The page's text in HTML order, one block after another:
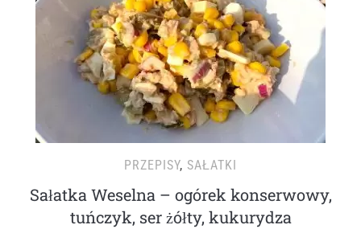
PRZEPISY, SAŁATKI
Sałatka Weselna – ogórek konserwowy,
tuńczyk, ser żółty, kukurydza